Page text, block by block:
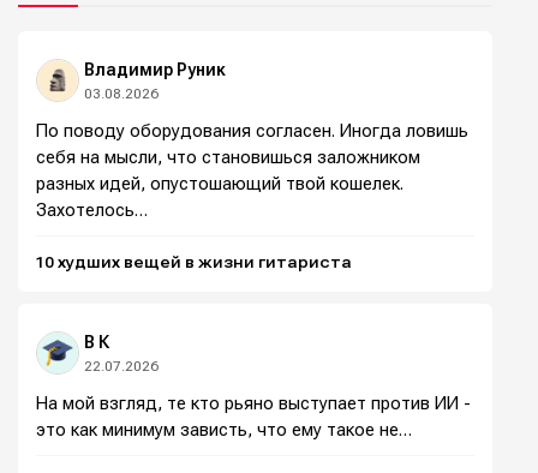
Владимир Руник
03.08.2026
По поводу оборудования согласен. Иногда ловишь
себя на мысли, что становишься заложником
разных идей, опустошающий твой кошелек.
Захотелось…
10 худших вещей в жизни гитариста
В К
22.07.2026
На мой взгляд, те кто рьяно выступает против ИИ -
это как минимум зависть, что ему такое не…